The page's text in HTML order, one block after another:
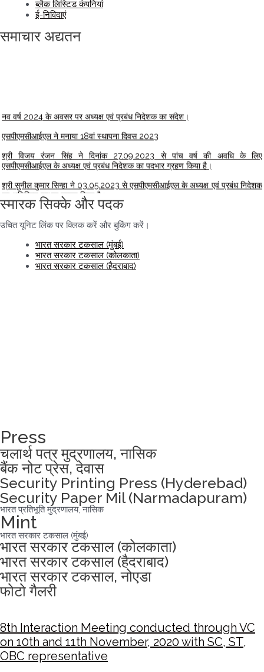
ब्लैक लिस्टिड कंपनियां
ई-निविदाएं
समाचार अद्यतन
एसपीएमसीआईएल के अध्यक्ष एवं प्रबंध निदेशक का पदभार ग्रहण किया है।
का अतिरिक्त प्रभार ग्रहण किया है।
माननीय प्रधान मंत्री ने स्मारक डाक टिकटों और पहले दिन कवर का शुभारंभ किया ...
माननीय प्रधान मंत्री द्वारा 18 मार्च 2023 को बाजरा के अंतर्राष्ट्रीय वर्ष 2023 पर स्मारक
श्री अजय अग्रवाल, निदेशक (वित्त) और सीएफओ, एसपीएमसीआईएल को पीएसयू के सर्वश्रेष्ठ
सीएफओ, गोल्ड अवार्ड से सम्मानित किया गया है।
स्मारक सिक्के और पदक
उचित यूनिट लिंक पर क्लिक करें और बुकिंग करें।
भारत सरकार टकसाल (मुंबई)
भारत सरकार टकसाल (कोलकाता)
भारत सरकार टकसाल (हैदराबाद)
Press
चलार्थ पत्र मुद्रणालय, नासिक
बैंक नोट प्रेस, देवास
Security Printing Press (Hyderebad)
Security Paper Mil (Narmadapuram)
भारत प्रतिभूति मुद्रणालय, नासिक
Mint
भारत सरकार टकसाल (मुंबई)
भारत सरकार टकसाल (कोलकाता)
भारत सरकार टकसाल (हैदराबाद)
भारत सरकार टकसाल, नोएडा
फोटो गैलरी
8th Interaction Meeting conducted through VC
on 10th and 11th November, 2020 with SC, ST,
OBC representative